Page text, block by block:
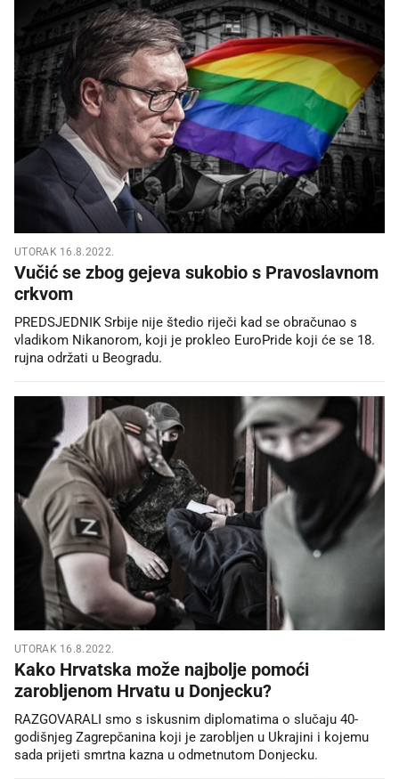
UTORAK 16.8.2022.
Vučić se zbog gejeva sukobio s Pravoslavnom
crkvom
PREDSJEDNIK Srbije nije štedio riječi kad se obračunao s
vladikom Nikanorom, koji je prokleo EuroPride koji će se 18.
rujna održati u Beogradu.
UTORAK 16.8.2022.
Kako Hrvatska može najbolje pomoći
zarobljenom Hrvatu u Donjecku?
RAZGOVARALI smo s iskusnim diplomatima o slučaju 40-
godišnjeg Zagrepčanina koji je zarobljen u Ukrajini i kojemu
sada prijeti smrtna kazna u odmetnutom Donjecku.